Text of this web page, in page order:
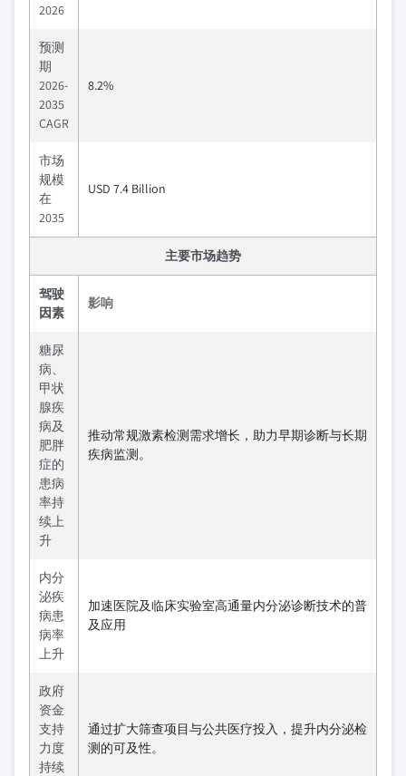
2026
预测
期
2026-
2035
CAGR
8.2%
市场
规模
在
2035
USD 7.4 Billion
主要市场趋势
驾驶
因素
影响
糖尿
病、
甲状
腺疾
病及
肥胖
症的
患病
率持
续上
升
推动常规激素检测需求增长，助力早期诊断与长期
疾病监测。
内分
泌疾
病患
病率
上升
加速医院及临床实验室高通量内分泌诊断技术的普
及应用
政府
资金
支持
力度
持续
通过扩大筛查项目与公共医疗投入，提升内分泌检
测的可及性。